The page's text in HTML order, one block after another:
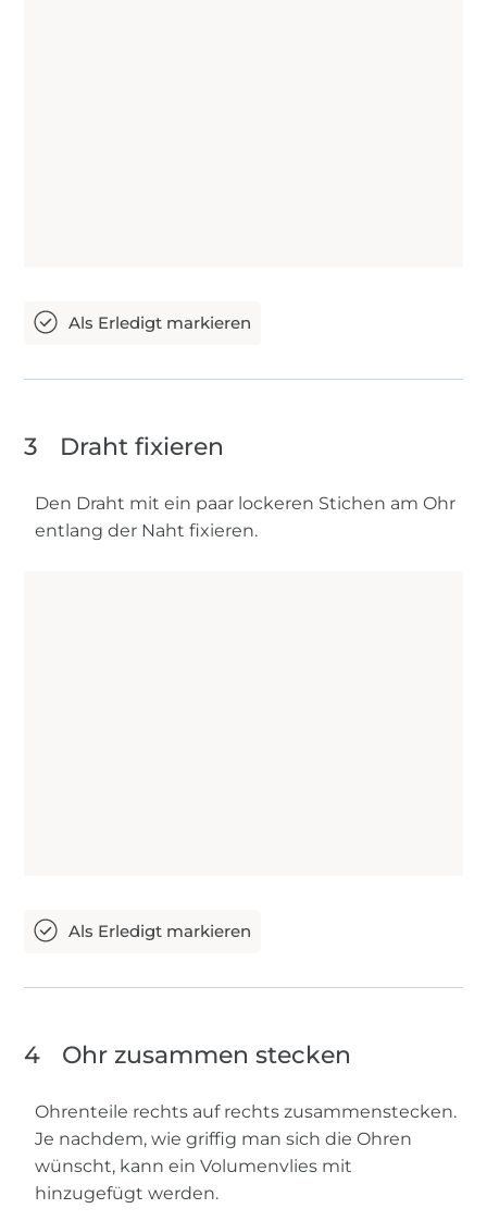
3 Draht fixieren
Den Draht mit ein paar lockeren Stichen am Ohr
entlang der Naht fixieren.
4 Ohr zusammen stecken
Ohrenteile rechts auf rechts zusammenstecken.
Je nachdem, wie griffig man sich die Ohren
wünscht, kann ein Volumenvlies mit
hinzugefügt werden.